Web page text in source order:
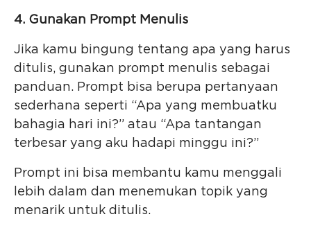
4. Gunakan Prompt Menulis
Jika kamu bingung tentang apa yang harus
ditulis, gunakan prompt menulis sebagai
panduan. Prompt bisa berupa pertanyaan
sederhana seperti “Apa yang membuatku
bahagia hari ini?” atau “Apa tantangan
terbesar yang aku hadapi minggu ini?”
Prompt ini bisa membantu kamu menggali
lebih dalam dan menemukan topik yang
menarik untuk ditulis.